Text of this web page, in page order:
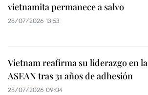
vietnamita permanece a salvo
28/07/2026 13:53
Vietnam reafirma su liderazgo en la
ASEAN tras 31 años de adhesión
28/07/2026 09:04